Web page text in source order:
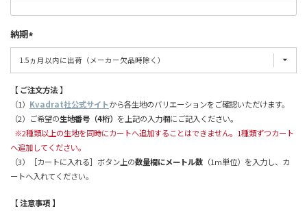
納期
【 ご注文方法 】
（1） Kvadrat社公式サイトから各生地のバリエーションをご確認いただけます。
（2）ご希望の生地番号（4桁） を上記の入力欄にご記入ください。
※2種類以上の生地を同時にカートへ追加することはできません。1種類ずつカート
へ追加してください。
（3）［カートに入れる］ボタン上の数量欄にメートル数 （1m単位）を入力し、カ
ートへ入れてください。
【 注意事項 】